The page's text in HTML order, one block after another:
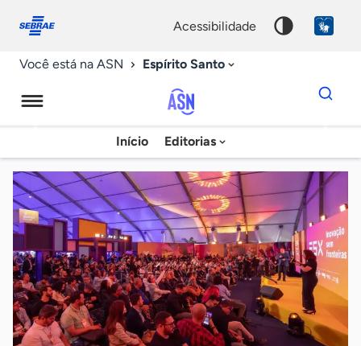
conosco
acessibilidade
Você está na ASN Espírito Santo
Agência
Sebrae
de
Notícias
Início Editorias
Dados
para
chave